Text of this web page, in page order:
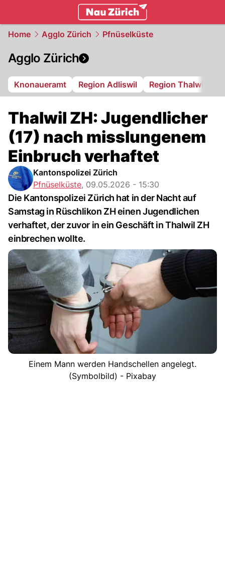
Home Agglo Zürich Pfnüselküste
Agglo Zürich
Knonaueramt Region Adliswil Region Thalwil
Thalwil ZH: Jugendlicher
(17) nach misslungenem
Einbruch verhaftet
Kantonspolizei Zürich
Pfnüselküste, 09.05.2026 - 15:30
Die Kantonspolizei Zürich hat in der Nacht auf
Samstag in Rüschlikon ZH einen Jugendlichen
verhaftet, der zuvor in ein Geschäft in Thalwil ZH
einbrechen wollte.
Einem Mann werden Handschellen angelegt.
(Symbolbild) - Pixabay